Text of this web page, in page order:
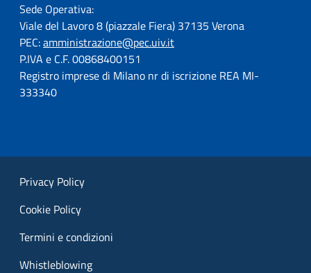
Sede Operativa:
Viale del Lavoro 8 (piazzale Fiera) 37135 Verona
PEC:amministrazione@pec.uiv.it
P.IVA e C.F. 00868400151
Registro imprese di Milano nr di iscrizione REA MI-
333340
Privacy Policy
Cookie Policy
Termini e condizioni
Whistleblowing